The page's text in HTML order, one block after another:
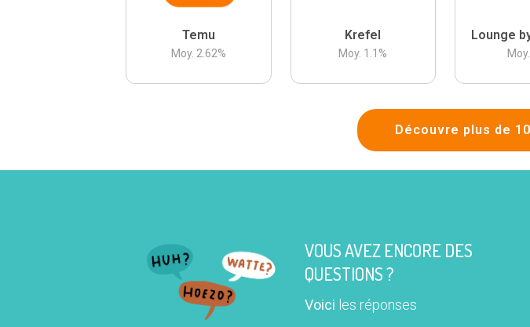
Temu
Moy. 2.62%
Krefel
Moy. 1.1 %
Lounge
Moy.
Découvre plus de
VOUS AVEZ ENCORE DES
QUESTIONS ?
Voici les réponses